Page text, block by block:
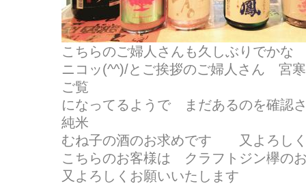
こちらのご婦人さんも久しぶりでか
ニコッ(^^)/とご挨拶のご婦人さん 宮
ご覧
になってるようで まだあるのを確認
純米
むね子の酒のお求めです 又よろしく
こちらのお客様は クラフトジン欅の
又よろしくお願いいたします